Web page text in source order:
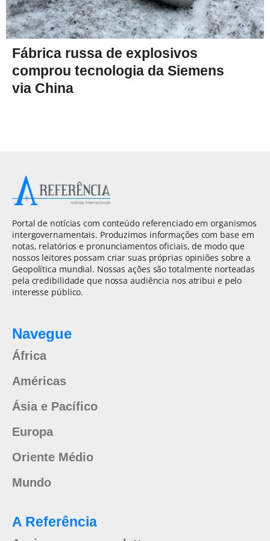
Fábrica russa de explosivos
comprou tecnologia da Siemens
via China
Portal de notícias com conteúdo referenciado em organismos
intergovernamentais. Produzimos informações com base em
notas, relatórios e pronunciamentos oficiais, de modo que
nossos leitores possam criar suas próprias opiniões sobre a
Geopolítica mundial. Nossas ações são totalmente norteadas
pela credibilidade que nossa audiência nos atribui e pelo
interesse público.
Navegue
África
Américas
Ásia e Pacífico
Europa
Oriente Médio
Mundo
A Referência